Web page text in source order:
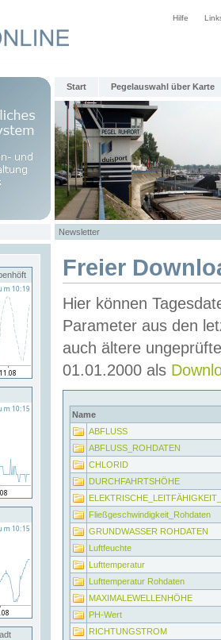
Hilfe
Start Pegelauswahl über Karte
Newsletter
Freier
Hier können
Parameter aus den
auch ältere
01.01.2000 als
Name
ABFLUSS
ABFLUSS_ROHDATEN
CHLORID
DURCHFAHRTSHÖHE
Fließgeschwindigkeit_Rohdaten
GRUNDWASSER ROHDATEN
Luftfeuchte
Lufttemperatur
Lufttemperatur Rohdaten
MAXIMALEWELLENHÖHE
PH-Wert
RICHTUNGSTROM